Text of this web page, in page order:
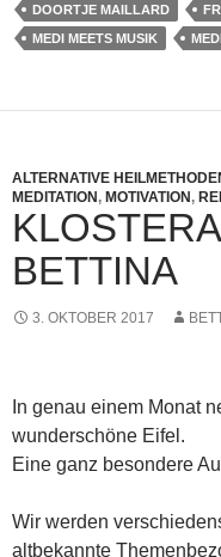
DOORTJE MAILLARD
MEDI MEETS MUSIK
ALTERNATIVE
MEDITATION, MOTIVATION,
BETTINA
3. OKTOBER 2017
In genau einem Monat
wunderschöne Eifel.
Eine ganz besondere
Wir werden
altbekannte